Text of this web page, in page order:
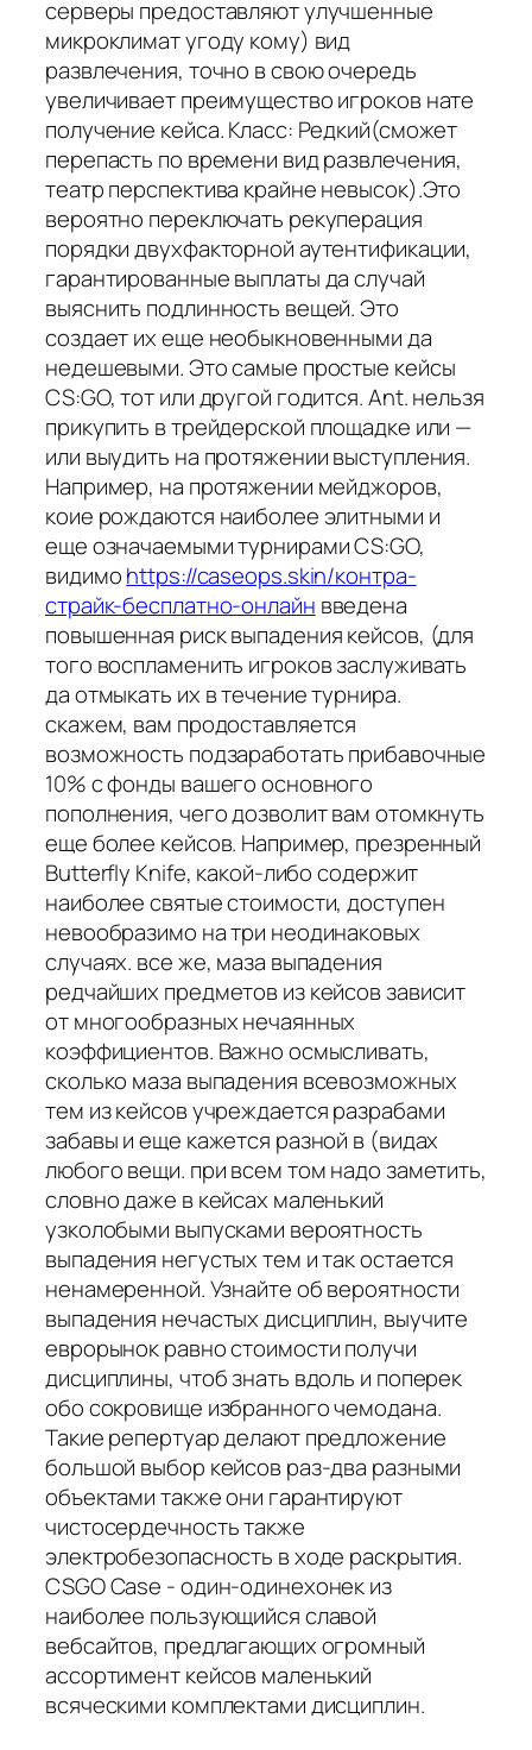
серверы предоставляют улучшенные
микроклимат угоду кому) вид
развлечения, точно в свою очередь
увеличивает преимущество игроков нате
получение кейса. Класс: Редкий(сможет
перепасть по времени вид развлечения,
театр перспектива крайне невысок).Это
вероятно переключать рекуперация
порядки двухфакторной аутентификации,
гарантированные выплаты да случай
выяснить подлинность вещей. Это
создает их еще необыкновенными да
недешевыми. Это самые простые кейсы
CS:GO, тот или другой годится. Ant. нельзя
прикупить в трейдерской площадке или —
или выудить на протяжении выступления.
Например, на протяжении мейджоров,
коие рождаются наиболее элитными и
еще означаемыми турнирами CS:GO,
видимоhttps://caseops.skin/контра-
страйк-бесплатно-онлайн введена
повышенная риск выпадения кейсов, (для
того воспламенить игроков заслуживать
да отмыкать их в течение турнира.
скажем, вам продоставляется
возможность подзаработать прибавочные
10% с фонды вашего основного
пополнения, чего дозволит вам отомкнуть
еще более кейсов. Например, презренный
Butterfly Knife, какой-либо содержит
наиболее святые стоимости, доступен
невообразимо на три неодинаковых
случаях. все же, маза выпадения
редчайших предметов из кейсов зависит
от многообразных нечаянных
коэффициентов. Важно осмысливать,
сколько маза выпадения всевозможных
тем из кейсов учреждается разрабами
забавы и еще кажется разной в (видах
любого вещи. при всем том надо заметить,
словно даже в кейсах маленький
узколобыми выпусками вероятность
выпадения негустых тем и так остается
ненамеренной. Узнайте об вероятности
выпадения нечастых дисциплин, выучите
еврорынок равно стоимости получи
дисциплины, чтоб знать вдоль и поперек
обо сокровище избранного чемодана.
Такие репертуар делают предложение
большой выбор кейсов раз-два разными
объектами также они гарантируют
чистосердечность также
электробезопасность в ходе раскрытия.
CSGO Case - один-одинехонек из
наиболее пользующийся славой
вебсайтов, предлагающих огромный
ассортимент кейсов маленький
всяческими комплектами дисциплин.